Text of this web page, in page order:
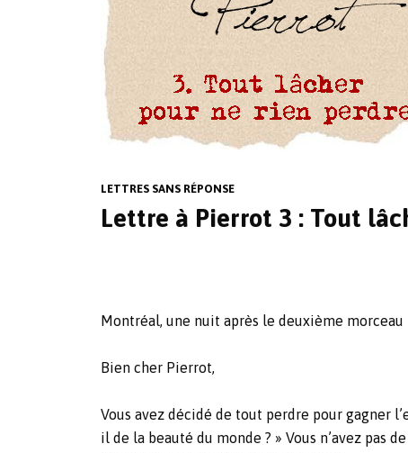
LETTRES SANS RÉPONSE
Lettre à Pierrot 3 : Tout
Montréal, une nuit après le deuxième morceau
Bien cher Pierrot,
Vous avez décidé de tout perdre pour gagner
il de la beauté du monde ? » Vous n’avez pas